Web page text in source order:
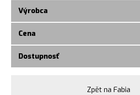
Výrobca
Cena
Dostupnosť
Zpět na Fabia